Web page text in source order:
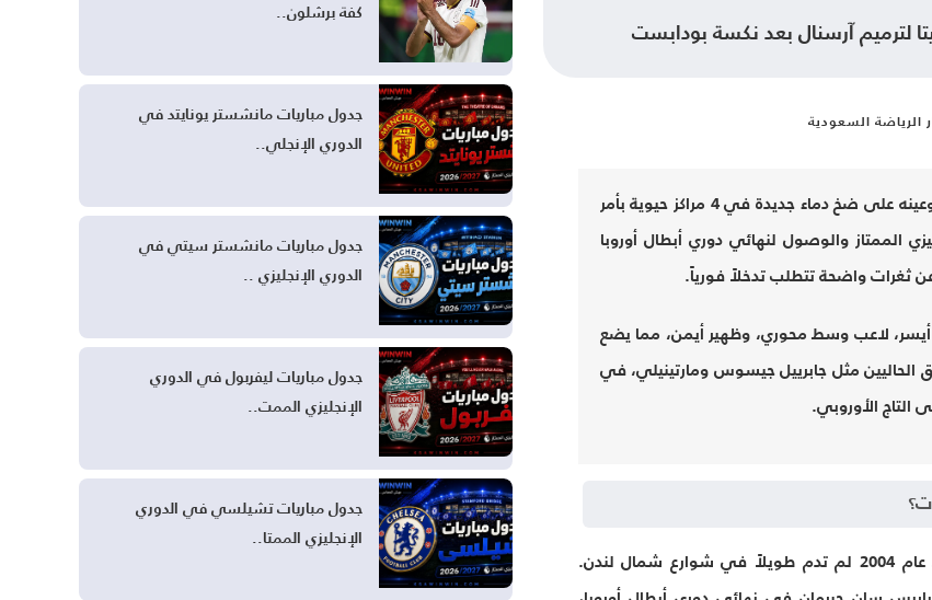
يدخل نادي آرسنال سوق الانتقالات الصيفية لعام 2026 وعينه على ضخ دماء جديدة في 4 مراكز حيوية بأمر
الممتاز والوصول لنهائي دوري أبطال أوروبا
ثغرات واضحة تتطلب تدخلاً فورياً.
أيسر، لاعب وسط محوري، وظهير أيمن، مما يضع
مثل جابرييل جيسوس ومارتينيلي، في
التاج الأوروبي.
نشوة التتويج بلقب الدوري الإنجليزي الممتاز لأول مرة منذ عام 2004 لم تدم طويلاً في شوارع شمال لندن.
كفة برشلون..
جدول مباريات مانشستر يونايتد في
الدوري الإنجلي..
جدول مباريات مانشستر سيتي في
الدوري الإنجليزي ..
جدول مباريات ليفربول في الدوري
الإنجليزي الممت..
جدول مباريات تشيلسي في الدوري
الإنجليزي الممتا..